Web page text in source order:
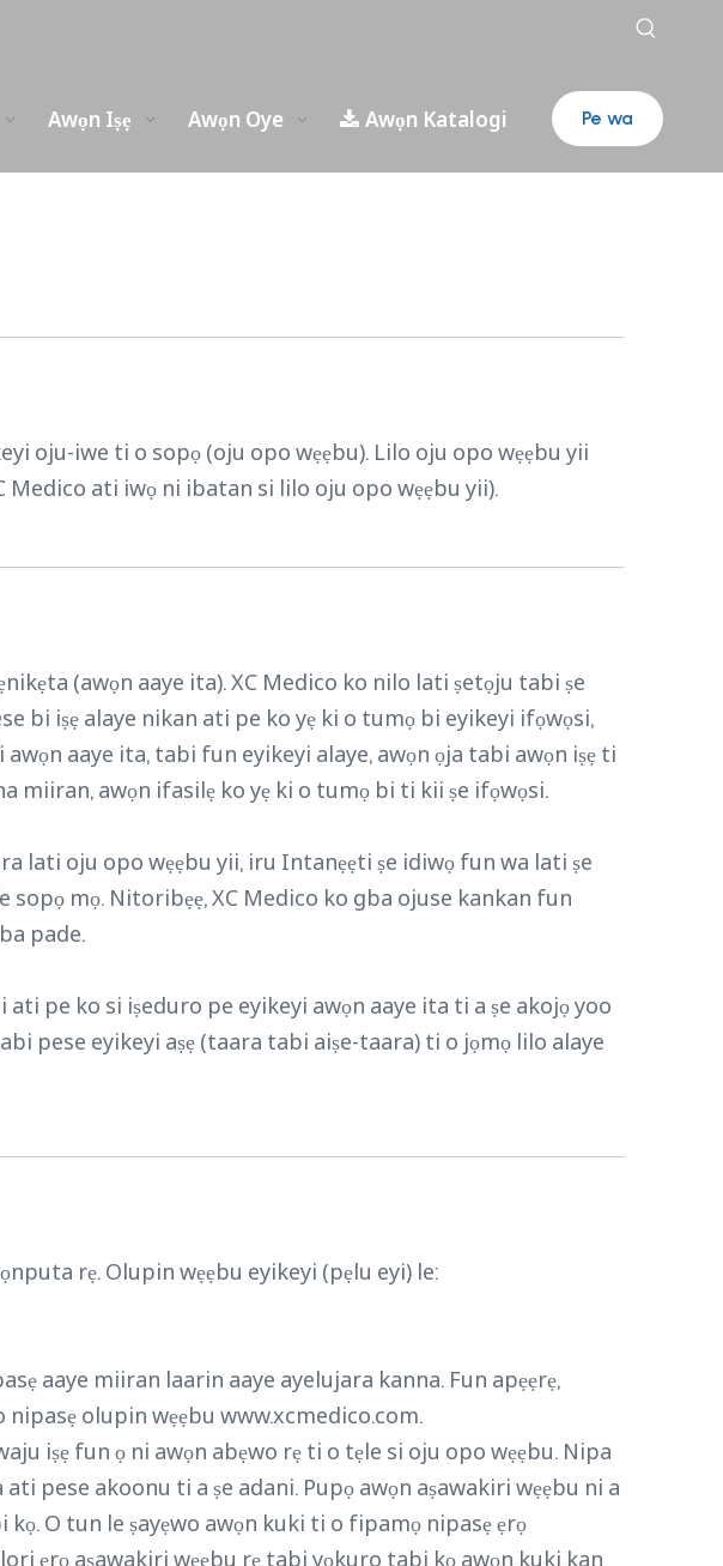
Awọn Iṣẹ Awọn Oye Awọn Katalogi Pe wa
oju-iwe ti o sopọ (oju opo wẹẹbu). Lilo oju opo wẹẹbu yii
ati iwọ ni ibatan si lilo oju opo wẹẹbu yii).
(awọn aaye ita). XC Medico ko nilo lati ṣetọju tabi ṣe
bi iṣẹ alaye nikan ati pe ko yẹ ki o tumọ bi eyikeyi ifọwọsi,
aaye ita, tabi fun eyikeyi alaye, awọn ọja tabi awọn iṣẹ ti
miiran, awọn ifasilẹ ko yẹ ki o tumọ bi ti kii ṣe ifọwọsi.
lati oju opo wẹẹbu yii, iru Intanẹẹti ṣe idiwọ fun wa lati ṣe
mọ. Nitoribẹẹ, XC Medico ko gba ojuse kankan fun
pade.
pe ko si iṣeduro pe eyikeyi awọn aaye ita ti a ṣe akojọ yoo
pese eyikeyi aṣẹ (taara tabi aiṣe-taara) ti o jọmọ lilo alaye
rẹ. Olupin wẹẹbu eyikeyi (pẹlu eyi) le:
aaye miiran laarin aaye ayelujara kanna. Fun apẹẹrẹ,
olupin wẹẹbu www.xcmedico.com.
iṣẹ fun ọ ni awọn abẹwo rẹ ti o tẹle si oju opo wẹẹbu. Nipa
pese akoonu ti a ṣe adani. Pupọ awọn aṣawakiri wẹẹbu ni a
O tun le ṣayẹwo awọn kuki ti o fipamọ nipasẹ ẹrọ
ẹrọ aṣawakiri wẹẹbu rẹ tabi yọkuro tabi kọ awọn kuki kan